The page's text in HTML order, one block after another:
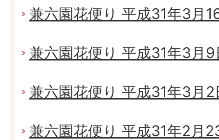
兼六園花便り 平成31年3月
兼六園花便り 平成31年3月
兼六園花便り 平成31年3月2
兼六園花便り 平成31年2月